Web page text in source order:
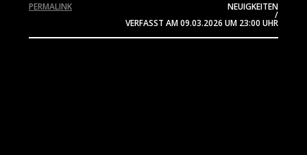
NEUIGKEITEN
/
VERFASST AM09.03.2026 UM 23:00 UHR
PERMALINK